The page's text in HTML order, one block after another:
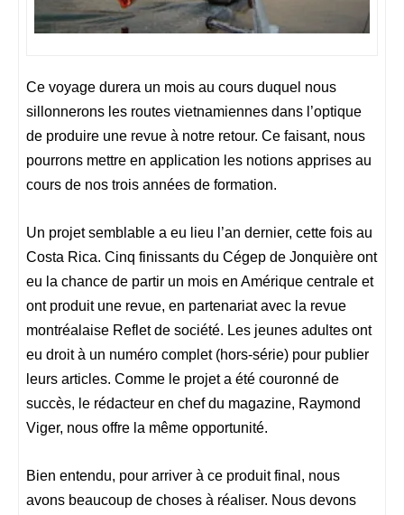
Ce voyage durera un mois au cours duquel nous
sillonnerons les routes vietnamiennes dans l’optique
de produire une revue à notre retour. Ce faisant, nous
pourrons mettre en application les notions apprises au
cours de nos trois années de formation.
Un projet semblable a eu lieu l’an dernier, cette fois au
Costa Rica. Cinq finissants du Cégep de Jonquière ont
eu la chance de partir un mois en Amérique centrale et
ont produit une revue, en partenariat avec la revue
montréalaise Reflet de société. Les jeunes adultes ont
eu droit à un numéro complet (hors-série) pour publier
leurs articles. Comme le projet a été couronné de
succès, le rédacteur en chef du magazine, Raymond
Viger, nous offre la même opportunité.
Bien entendu, pour arriver à ce produit final, nous
avons beaucoup de choses à réaliser. Nous devons